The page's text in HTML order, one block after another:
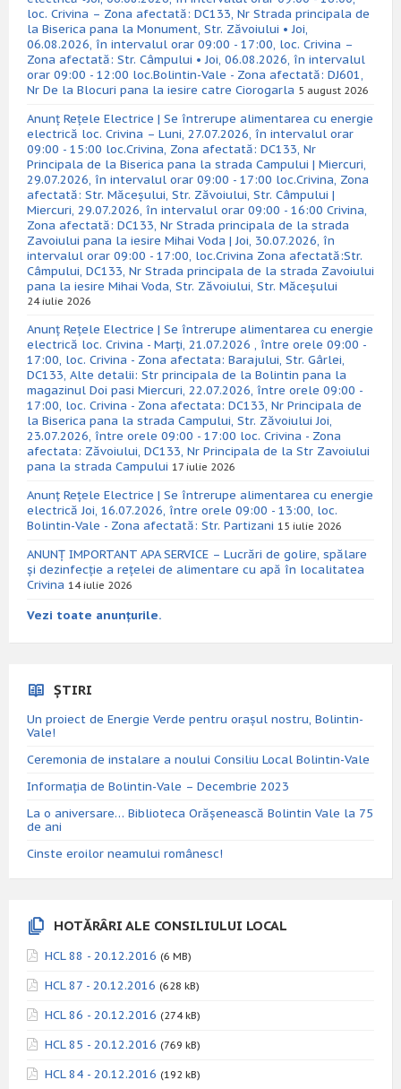
loc. Crivina – Zona afectată: DC133, Nr Strada principala de
la Biserica pana la Monument, Str. Zăvoiului • Joi,
06.08.2026, în intervalul orar 09:00 - 17:00, loc. Crivina –
Zona afectată: Str. Câmpului • Joi, 06.08.2026, în intervalul
orar 09:00 - 12:00 loc.Bolintin-Vale - Zona afectată: DJ601,
Nr De la Blocuri pana la iesire catre Ciorogarla 5 august 2026
Anunț Rețele Electrice | Se întrerupe alimentarea cu energie
electrică loc. Crivina – Luni, 27.07.2026, în intervalul orar
09:00 - 15:00 loc.Crivina, Zona afectată: DC133, Nr
Principala de la Biserica pana la strada Campului | Miercuri,
29.07.2026, în intervalul orar 09:00 - 17:00 loc.Crivina, Zona
afectată: Str. Măceșului, Str. Zăvoiului, Str. Câmpului |
Miercuri, 29.07.2026, în intervalul orar 09:00 - 16:00 Crivina,
Zona afectată: DC133, Nr Strada principala de la strada
Zavoiului pana la iesire Mihai Voda | Joi, 30.07.2026, în
intervalul orar 09:00 - 17:00, loc.Crivina Zona afectată:Str.
Câmpului, DC133, Nr Strada principala de la strada Zavoiului
pana la iesire Mihai Voda, Str. Zăvoiului, Str. Măceșului
24 iulie 2026
Anunț Rețele Electrice | Se întrerupe alimentarea cu energie
electrică loc. Crivina - Marți, 21.07.2026 , între orele 09:00 -
17:00, loc. Crivina - Zona afectata: Barajului, Str. Gârlei,
DC133, Alte detalii: Str principala de la Bolintin pana la
magazinul Doi pasi Miercuri, 22.07.2026, între orele 09:00 -
17:00, loc. Crivina - Zona afectata: DC133, Nr Principala de
la Biserica pana la strada Campului, Str. Zăvoiului Joi,
23.07.2026, între orele 09:00 - 17:00 loc. Crivina - Zona
afectata: Zăvoiului, DC133, Nr Principala de la Str Zavoiului
pana la strada Campului 17 iulie 2026
Anunț Rețele Electrice | Se întrerupe alimentarea cu energie
electrică Joi, 16.07.2026, între orele 09:00 - 13:00, loc.
Bolintin-Vale - Zona afectată: Str. Partizani 15 iulie 2026
ANUNȚ IMPORTANT APA SERVICE – Lucrări de golire, spălare
și dezinfecție a rețelei de alimentare cu apă în localitatea
Crivina 14 iulie 2026
Vezi toate anunțurile.
ȘTIRI
Un proiect de Energie Verde pentru orașul nostru, Bolintin-
Vale!
Ceremonia de instalare a noului Consiliu Local Bolintin-Vale
Informația de Bolintin-Vale – Decembrie 2023
La o aniversare… Biblioteca Orăşenească Bolintin Vale la 75
de ani
Cinste eroilor neamului românesc!
HOTĂRÂRI ALE CONSILIULUI LOCAL
HCL 88 - 20.12.2016 (6 MB)
HCL 87 - 20.12.2016 (628 kB)
HCL 86 - 20.12.2016 (274 kB)
HCL 85 - 20.12.2016 (769 kB)
HCL 84 - 20.12.2016 (192 kB)